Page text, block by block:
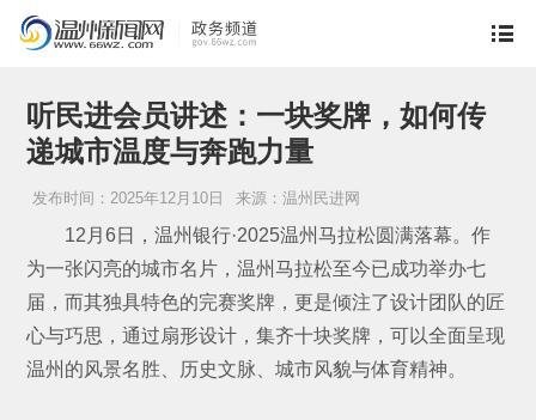
听民进会员讲述：一块奖牌，如何传
递城市温度与奔跑力量
发布时间：2025年12月10日 来源：温州民进网
12月6日，温州银行·2025温州马拉松圆满落幕。作
为一张闪亮的城市名片，温州马拉松至今已成功举办七
届，而其独具特色的完赛奖牌，更是倾注了设计团队的匠
心与巧思，通过扇形设计，集齐十块奖牌，可以全面呈现
温州的风景名胜、历史文脉、城市风貌与体育精神。